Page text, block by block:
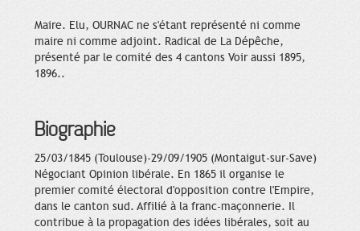
Maire. Elu, OURNAC ne s'étant représenté ni comme
maire ni comme adjoint. Radical de La Dépêche,
présenté par le comité des 4 cantons Voir aussi 1895,
1896..
Biographie
25/03/1845 (Toulouse)-29/09/1905 (Montaigut-sur-Save)
Négociant Opinion libérale. En 1865 il organise le
premier comité électoral d'opposition contre l'Empire,
dans le canton sud. Affilié à la franc-maçonnerie. Il
contribue à la propagation des idées libérales, soit au